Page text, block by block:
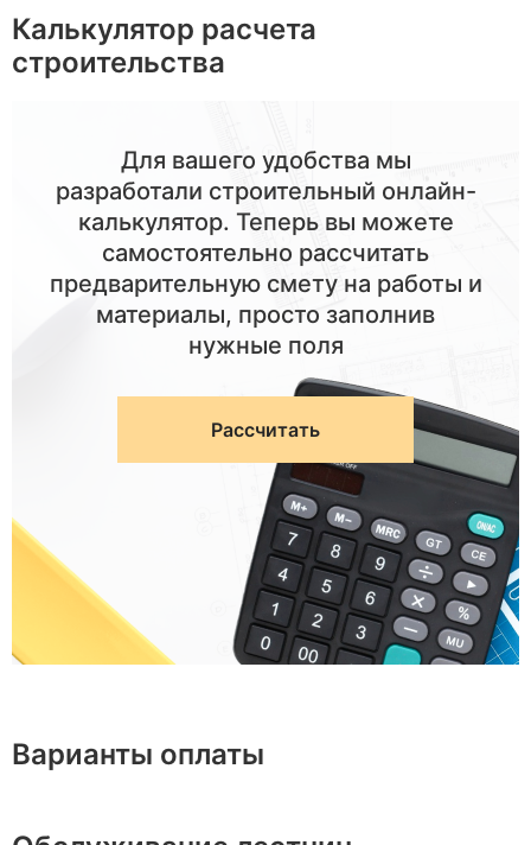
Калькулятор расчета
строительства
Для вашего удобства мы
разработали строительный онлайн-
калькулятор. Теперь вы можете
самостоятельно рассчитать
предварительную смету на работы и
материалы, просто заполнив
нужные поля
Рассчитать
Варианты оплаты